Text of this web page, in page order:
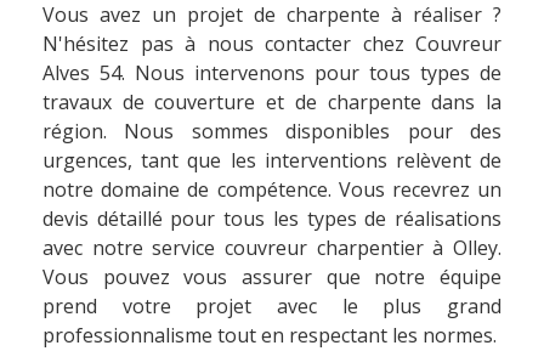
Vous avez un projet de charpente à réaliser ?
N'hésitez pas à nous contacter chez Couvreur
Alves 54. Nous intervenons pour tous types de
travaux de couverture et de charpente dans la
région. Nous sommes disponibles pour des
urgences, tant que les interventions relèvent de
notre domaine de compétence. Vous recevrez un
devis détaillé pour tous les types de réalisations
avec notre service couvreur charpentier à Olley.
Vous pouvez vous assurer que notre équipe
prend votre projet avec le plus grand
professionnalisme tout en respectant les normes.